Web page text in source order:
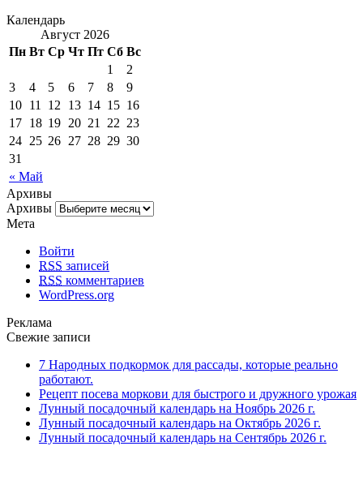
Календарь
Август 2026
Пн Вт Ср Чт Пт Сб Вс
« Май
1
2
3
4 5 6 7 8
9
10 11 12 13 14 15 16
17 18 19 20 21 22 23
24 25 26 27 28 29 30
31
Архивы
Архивы
Мета
Войти
RSS записей
RSS комментариев
WordPress.org
Реклама
Свежие записи
7 Народных подкормок для рассады, которые реально
работают.
Рецепт посева моркови для быстрого и дружного урожая
Лунный посадочный календарь на Ноябрь 2026 г.
Лунный посадочный календарь на Октябрь 2026 г.
Лунный посадочный календарь на Сентябрь 2026 г.